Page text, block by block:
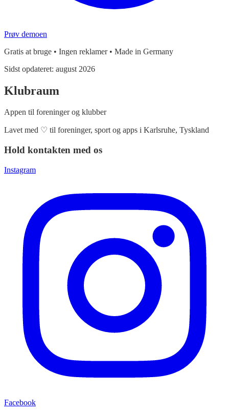
Prøv demoen
Gratis at bruge • Ingen reklamer • Made in Germany
Sidst opdateret: august 2026
Klubraum
Appen til foreninger og klubber
Lavet med ♡ til foreninger, sport og apps i Karlsruhe, Tyskland
Hold kontakten med os
Instagram
Facebook